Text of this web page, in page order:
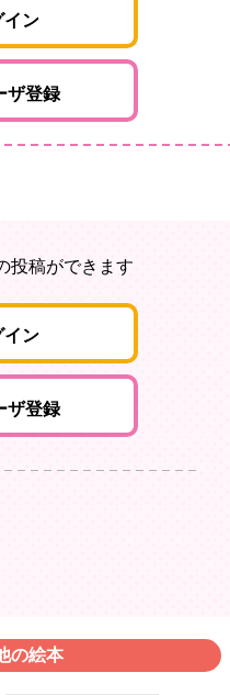
イン
ザ登録
投稿ができます
イン
ザ登録
の絵本